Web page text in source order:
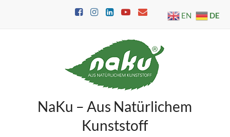
NaKu – Aus Natürlichem
Kunststoff
EN DE